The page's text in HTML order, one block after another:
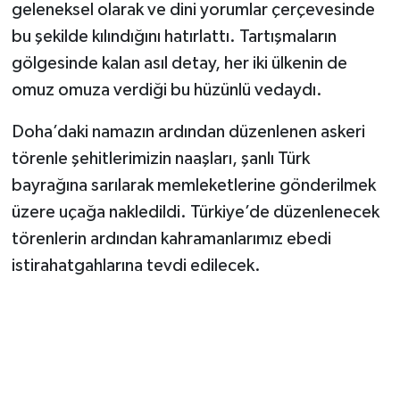
geleneksel olarak ve dini yorumlar çerçevesinde
bu şekilde kılındığını hatırlattı. Tartışmaların
gölgesinde kalan asıl detay, her iki ülkenin de
omuz omuza verdiği bu hüzünlü vedaydı.
Doha’daki namazın ardından düzenlenen askeri
törenle şehitlerimizin naaşları, şanlı Türk
bayrağına sarılarak memleketlerine gönderilmek
üzere uçağa nakledildi. Türkiye’de düzenlenecek
törenlerin ardından kahramanlarımız ebedi
istirahatgahlarına tevdi edilecek.